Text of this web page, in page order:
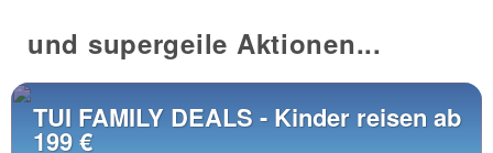
und supergeile Aktionen...
TUI FAMILY DEALS - Kinder reisen ab
199 €